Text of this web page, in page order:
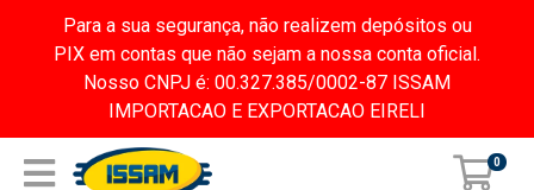
Para a sua segurança, não realizem depósitos ou
PIX em contas que não sejam a nossa conta oficial.
Nosso CNPJ é: 00.327.385/0002-87 ISSAM
IMPORTACAO E EXPORTACAO EIRELI
0